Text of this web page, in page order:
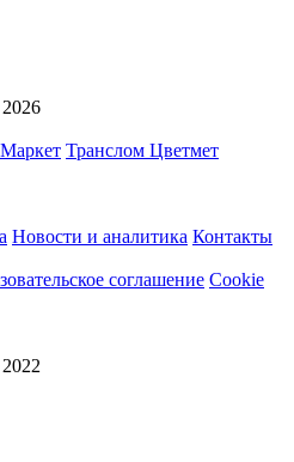
Транслом Цветмет
Новости и аналитика Контакты
соглашение Cookie